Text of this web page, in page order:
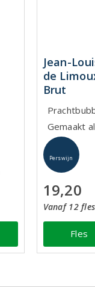
Jean-
de
Brut
Gemaakt
Perswijn
19,20
Vanaf 12
Fles